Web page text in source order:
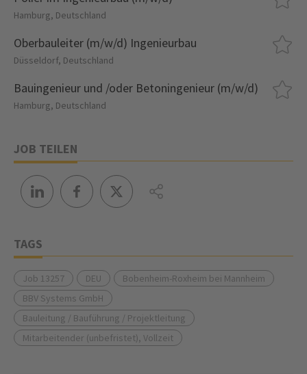
Hamburg, Deutschland
Oberbauleiter (m/w/d) Ingenieurbau
Düsseldorf, Deutschland
Bauingenieur und /oder Betoningenieur (m/w/d)
Hamburg, Deutschland
JOB TEILEN
TAGS
Job 13257 DEU
Bobenheim-Roxheim bei Mannheim
BBV Systems GmbH
Bauleitung / Bauführung / Projektleitung
Mitarbeitender (unbefristet), Vollzeit